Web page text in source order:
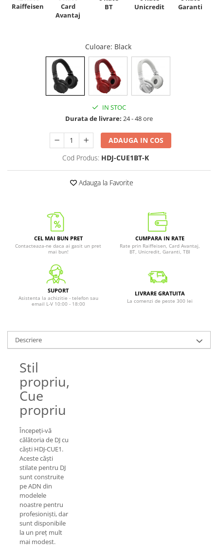
Raiffeisen
Card
Avantaj
BT
Unicredit
Garanti
Culoare: Black
IN STOC
Durata de livrare: 24 - 48 ore
ADAUGA IN COS
Cod Produs: HDJ-CUE1BT-K
Adauga la Favorite
CEL MAI BUN PRET
Contacteaza-ne daca ai gasit un pret
mai bun!
CUMPARA IN RATE
Rate prin Raiffeisen, Card Avantaj,
BT, Unicredit, Garanti, TBI
SUPORT
Asistenta la achizitie - telefon sau
email L-V 10:00 - 18:00
LIVRARE GRATUITA
La comenzi de peste 300 lei
Descriere
Stil
propriu,
Cue
propriu
Începeți-vă
călătoria de DJ cu
căști HDJ-CUE1.
Aceste căști
stilate pentru DJ
sunt construite
pe ADN din
modelele
noastre pentru
profesioniști, dar
sunt disponibile
la un preț mult
mai modest.